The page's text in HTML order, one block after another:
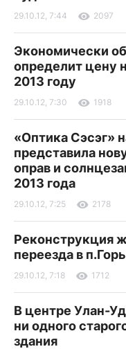
29.10.12, 7:44 2097
Экономически
определит цену
2013 году
29.10.12, 7:30 1918
«Оптика Сэсэг»
представила
оправ и
2013 года
29.10.12, 7:25 2178
Реконструкция
переезда в
29.10.12, 7:18 1712
В центре Улан-
ни одного
здания